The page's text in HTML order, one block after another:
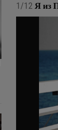
1/12 Я из